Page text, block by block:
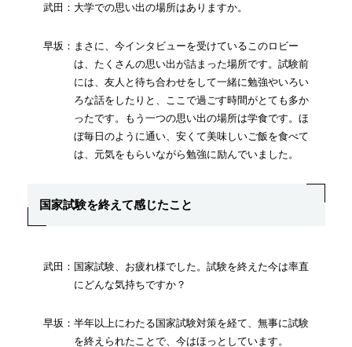
武田：大学での思い出の場所はありますか。
早坂：まさに、今インタビューを受けているこのロビー
は、たくさんの思い出が詰まった場所です。試験前
には、友人と待ち合わせをして一緒に勉強やいろい
ろな話をしたりと、ここで過ごす時間がとても多か
ったです。もう一つの思い出の場所は学食です。ほ
ぼ毎日のように通い、安くて美味しいご飯を食べて
は、元気をもらいながら勉強に励んでいました。
国家試験を終えて感じたこと
武田：国家試験、お疲れ様でした。試験を終えた今は率直
にどんな気持ちですか？
早坂：半年以上にわたる国家試験対策を経て、無事に試験
を終えられたことで、今はほっとしています。